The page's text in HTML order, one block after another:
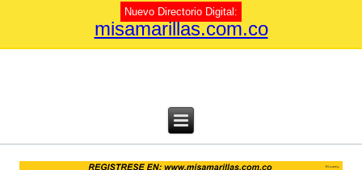
Nuevo Directorio Digital:
misamarillas.com.co